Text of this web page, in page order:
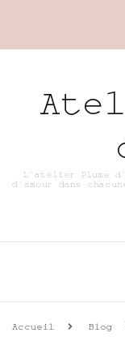
L'atelier Plume
d'amour dans
Accueil Blog